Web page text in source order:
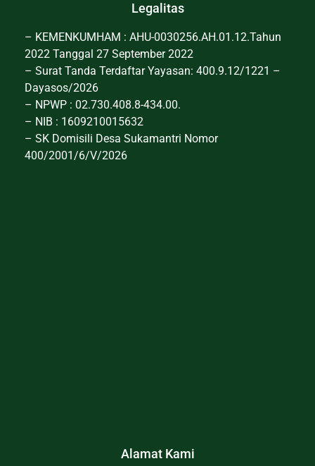
Legalitas
– KEMENKUMHAM : AHU-0030256.AH.01.12.Tahun
2022 Tanggal 27 September 2022
– Surat Tanda Terdaftar Yayasan: 400.9.12/1221 –
Dayasos/2026
– NPWP : 02.730.408.8-434.00.
– NIB : 1609210015632
– SK Domisili Desa Sukamantri Nomor
400/2001/6/V/2026
Alamat Kami